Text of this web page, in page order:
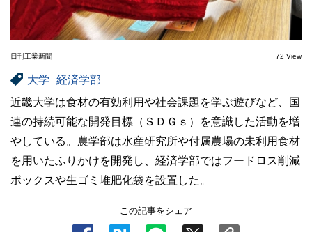
日刊工業新聞 72 View
大学
経済学部
近畿大学は食材の有効利用や社会課題を学ぶ遊びなど、国
連の持続可能な開発目標（ＳＤＧｓ）を意識した活動を増
やしている。農学部は水産研究所や付属農場の未利用食材
を用いたふりかけを開発し、経済学部ではフードロス削減
ボックスや生ゴミ堆肥化袋を設置した。
この記事をシェア